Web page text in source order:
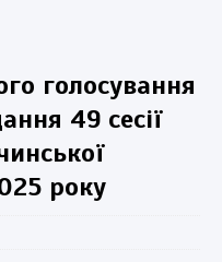
голосування
49 сесії
року